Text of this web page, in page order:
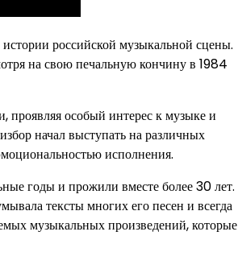
российской музыкальной сцены.
на свою печальную кончину в 1984
особый интерес к музыке и
начал выступать на различных
исполнения.
годы и прожили вместе более 30 лет.
тексты многих его песен и всегда
музыкальных произведений, которые